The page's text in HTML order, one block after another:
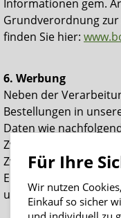
Informationen gem.
Grundverordnung
finden Sie hier:
6. Werbung
Neben der
Bestellungen in
Daten wie
Zwecken der Werbung.
Zwecke der Werbung
Eine formlose
unter Ziffer 1.
Für Ihre
Wir nutzen
Einkauf so sicher